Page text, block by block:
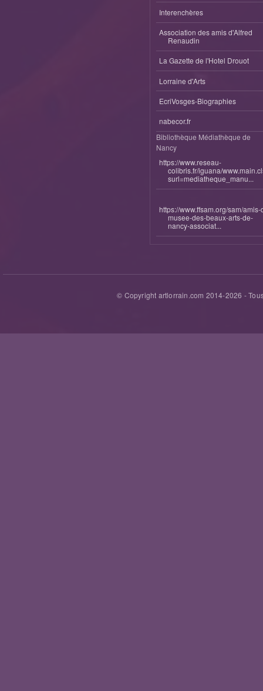
Interenchères
Association des amis d'Alfred
Renaudin
La Gazette de l'Hotel Drouot
Lorraine d'Arts
EcriVosges-Biographies
nabecor.fr
Bibliothèque Médiathèque de
Nancy
https://www.reseau-
colibris.fr/iguana/
surl=mediatheque_manu...
https://www.ffsam.org/sam/amis-
musee-des-beaux-arts-de-
nancy-associat...
© Copyright artlorrain.com 2014-2026 -